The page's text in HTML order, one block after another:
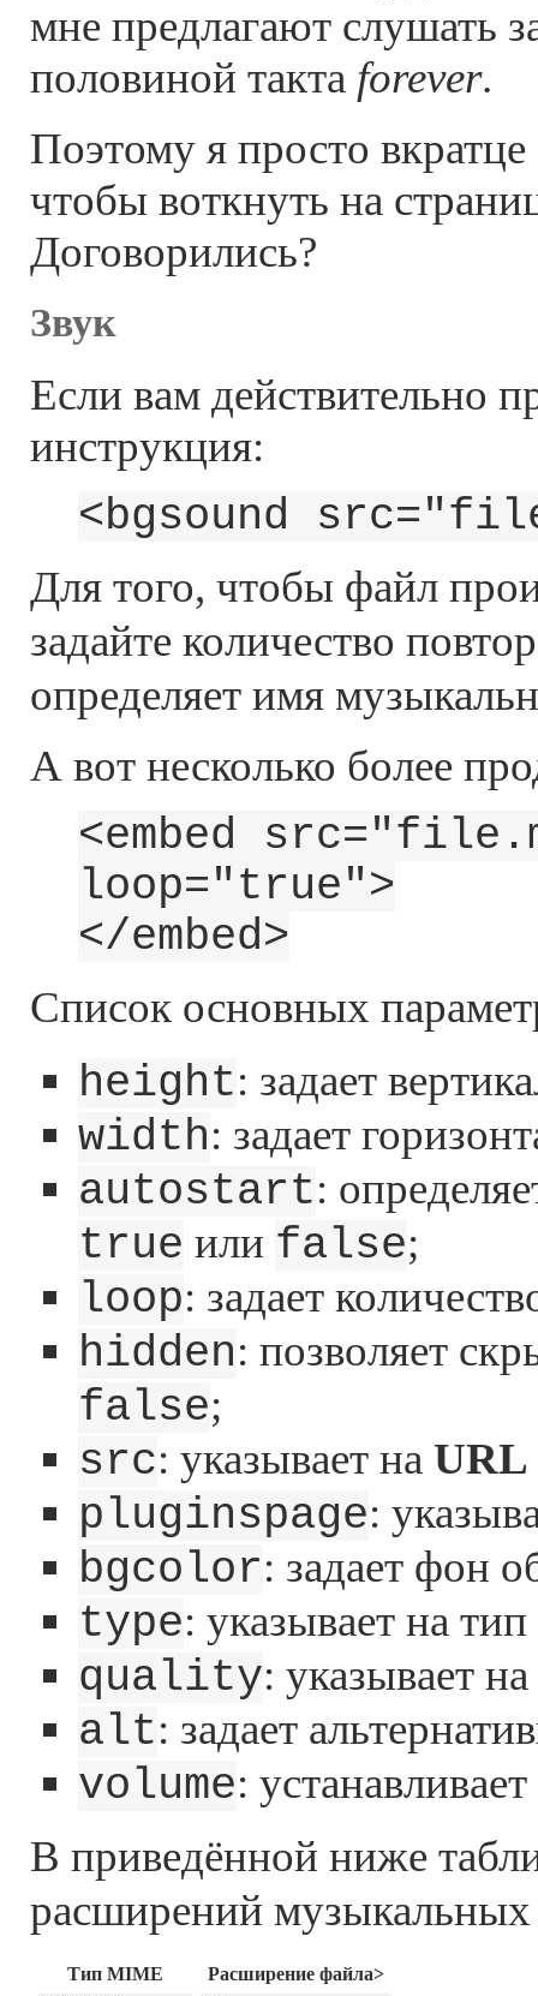
мне предлагают слушать
половиной такта forever.
Поэтому я просто
чтобы воткнуть на
Договорились?
Звук
Если вам действительно
инструкция:
<bgsound
Для того, чтобы файл
задайте количество
определяет имя
А вот несколько более
<embed
loop="true">
</embed>
Список основных
height: задает
width: задает
autostart:
true или false;
loop: задает
hidden: позволяет
false;
src: указывает на URL
pluginspage:
bgcolor: задает фон
type: указывает на
quality: указывает
alt: задает
volume:
В приведённой ниже
расширений
Тип MIME
Расширение файла>